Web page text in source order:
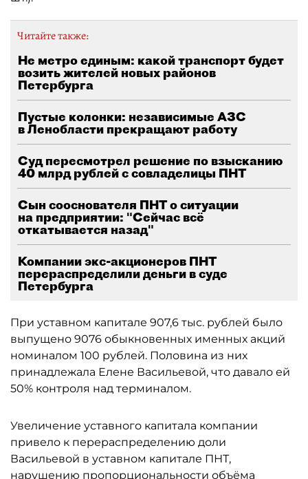
Читайте также:
Не метро единым: какой транспорт будет
возить жителей новых районов
Петербурга
Пустые колонки: независимые АЗС
в Ленобласти прекращают работу
Суд пересмотрел решение по взысканию
40 млрд рублей с совладелицы ПНТ
Сын сооснователя ПНТ о ситуации
на предприятии: "Сейчас всё
откатывается назад"
Компании экс-акционеров ПНТ
перераспределили деньги в суде
Петербурга
При уставном капитале 907,6 тыс. рублей было
выпущено 9076 обыкновенных именных акций
номиналом 100 рублей. Половина из них
принадлежала Елене Васильевой, что давало ей
50% контроля над терминалом.
Увеличение уставного капитала компании
привело к перераспределению доли
Васильевой в уставном капитале ПНТ,
нарушению пропорциональности объёма